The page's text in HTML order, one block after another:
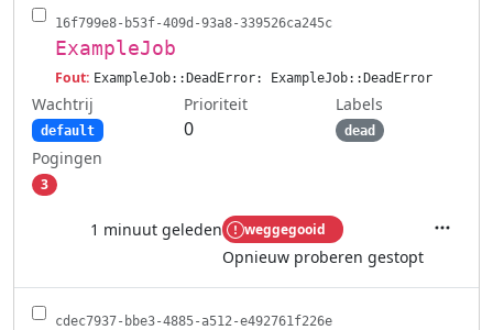
16f799e8-b53f-409d-93a8-339526ca245c
ExampleJob
Fout: ExampleJob::DeadError: ExampleJob::DeadError
Wachtrij
default
Prioriteit
0
Labels
dead
Pogingen
3
1 minuut geleden weggegooid
Opnieuw proberen gestopt
cdec7937-bbe3-4885-a512-e492761f226e